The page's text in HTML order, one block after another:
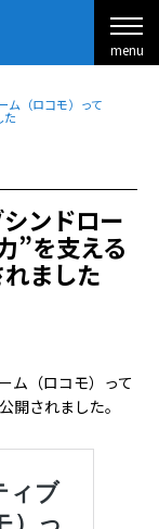
menu
ム（ロコモ）って
た
ンドロー
”を支える
ました
ム（ロコモ）って
開されました。